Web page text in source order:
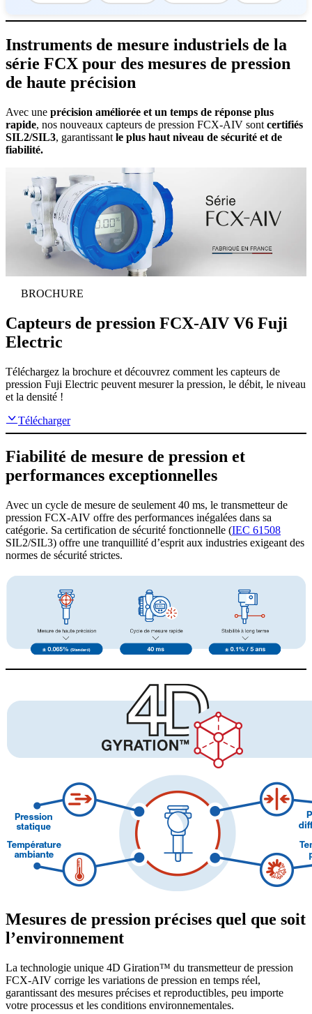
Instruments de mesure industriels de la
série FCX pour des mesures de pression
de haute précision
Avec une précision améliorée et un temps de réponse plus
rapide, nos nouveaux capteurs de pression FCX-AIV sont certifiés
SIL2/SIL3, garantissant le plus haut niveau de sécurité et de
fiabilité.
BROCHURE
Capteurs de pression FCX-AIV V6 Fuji
Electric
Téléchargez la brochure et découvrez comment les capteurs de
pression Fuji Electric peuvent mesurer la pression, le débit, le niveau
et la densité !
Télécharger
Fiabilité de mesure de pression et
performances exceptionnelles
Avec un cycle de mesure de seulement 40 ms, le transmetteur de
pression FCX-AIV offre des performances inégalées dans sa
catégorie. Sa certification de sécurité fonctionnelle (IEC 61508
SIL2/SIL3) offre une tranquillité d’esprit aux industries exigeant des
normes de sécurité strictes.
Mesures de pression précises quel que soit
l’environnement
La technologie unique 4D Giration™ du transmetteur de pression
FCX-AIV corrige les variations de pression en temps réel,
garantissant des mesures précises et reproductibles, peu importe
votre processus et les conditions environnementales.